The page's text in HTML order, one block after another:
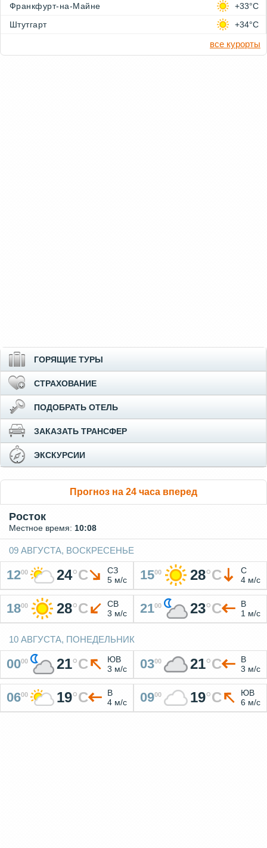
Франкфурт-на-Майне
+33°C
Штутгарт
+34°C
все курорты
ГОРЯЩИЕ ТУРЫ
СТРАХОВАНИЕ
ПОДОБРАТЬ ОТЕЛЬ
ЗАКАЗАТЬ ТРАНСФЕР
ЭКСКУРСИИ
Прогноз на 24 часа вперед
Росток
Местное время: 10:08
09 АВГУСТА, ВОСКРЕСЕНЬЕ
1200 24°C
СЗ
5 м/с
1500 28°C
С
4 м/с
1800 28°C
СВ
3 м/с
2100 23°C
В
1 м/с
10 АВГУСТА, ПОНЕДЕЛЬНИК
0000 21°C
ЮВ
3 м/с
0300 21°C
В
3 м/с
0600 19°C
В
4 м/с
0900 19°C
ЮВ
6 м/с